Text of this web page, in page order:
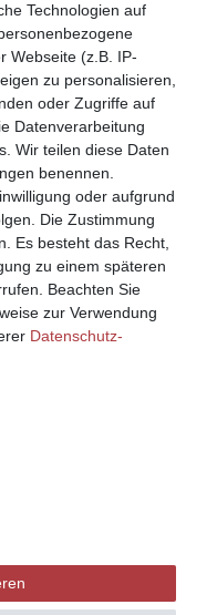
Technologien auf
Webseite (z.B. IP-
zu personalisieren,
oder Zugriffe auf
Datenverarbeitung
Wir teilen diese Daten
benennen.
oder aufgrund
Die Zustimmung
Es besteht das Recht,
zu einem späteren
Beachten Sie
zur Verwendung
Daten­schutz­